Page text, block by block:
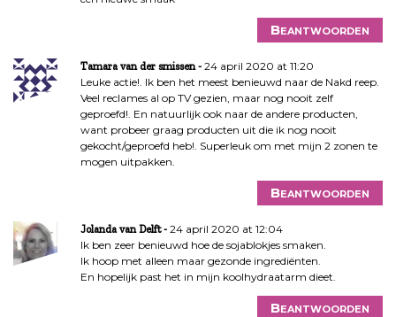
Beantwoorden
Tamara van der smissen
24 april 2020 at 11:20
Leuke actie!. Ik ben het meest benieuwd naar de Nakd reep.
Veel reclames al op TV gezien, maar nog nooit zelf
geproefd!. En natuurlijk ook naar de andere producten,
want probeer graag producten uit die ik nog nooit
gekocht/geproefd heb!. Superleuk om met mijn 2 zonen te
mogen uitpakken.
Beantwoorden
Jolanda van Delft
24 april 2020 at 12:04
Ik ben zeer benieuwd hoe de sojablokjes smaken.
Ik hoop met alleen maar gezonde ingrediënten.
En hopelijk past het in mijn koolhydraatarm dieet.
Beantwoorden